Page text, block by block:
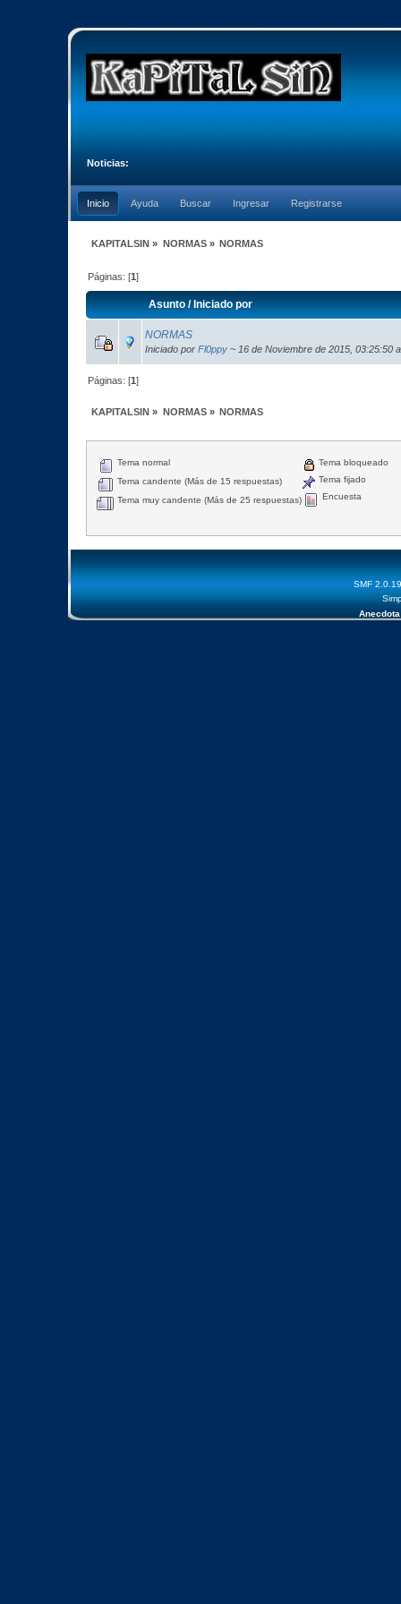
Noticias:
Inicio Ayuda Buscar Ingresar Registrarse
KAPITALSIN » NORMAS» NORMAS
Páginas: [1]
Asunto/Iniciado por
NORMAS
Iniciado por Fl0ppy ~ 16 de Noviembre de 2015, 03:25:50
Páginas: [1]
KAPITALSIN » NORMAS» NORMAS
Tema normal
Tema candente (Más de 15 respuestas)
Tema muy candente (Más de 25 respuestas)
Tema bloqueado
Tema fijado
Encuesta
SMF 2.0.19
Anecdota